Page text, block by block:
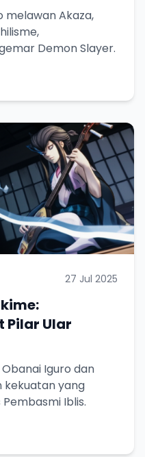
melawan Akaza,
Demon Slayer.
27 Jul 2025
Pilar Ular
Iguro dan
kekuatan yang
Iblis.
Baru!
mau coba